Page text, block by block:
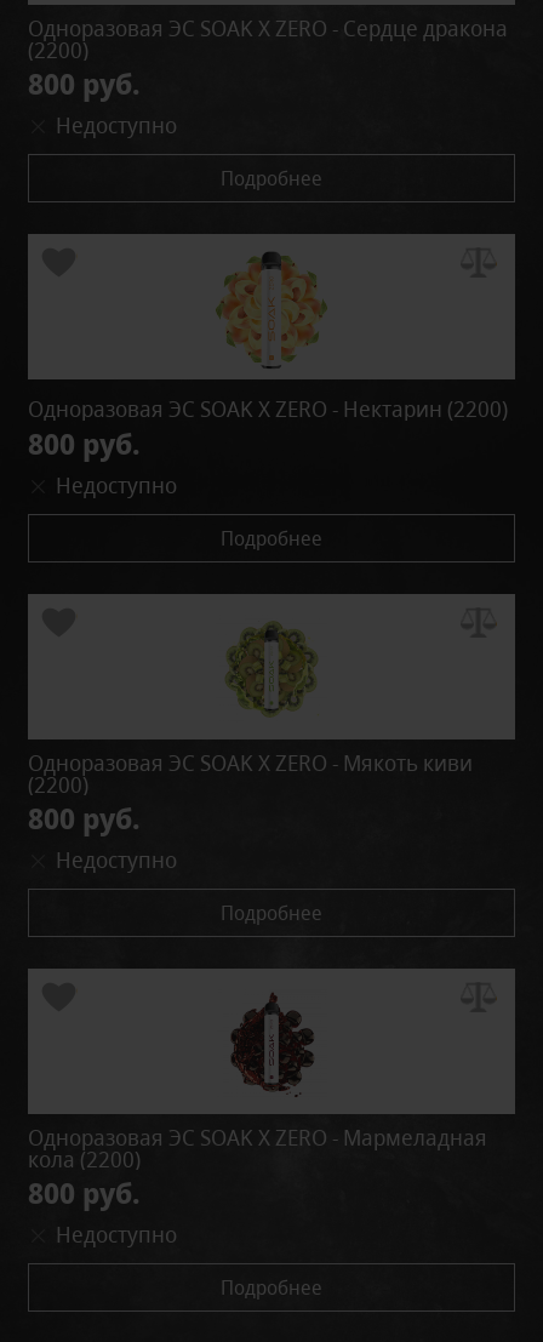
Одноразовая ЭС SOAK X ZERO - Сердце дракона
(2200)
800 руб.
Недоступно
Подробнее
Одноразовая ЭС SOAK X ZERO - Нектарин (2200)
800 руб.
Недоступно
Подробнее
Одноразовая ЭС SOAK X ZERO - Мякоть киви
(2200)
800 руб.
Недоступно
Подробнее
Одноразовая ЭС SOAK X ZERO - Мармеладная
кола (2200)
800 руб.
Недоступно
Подробнее